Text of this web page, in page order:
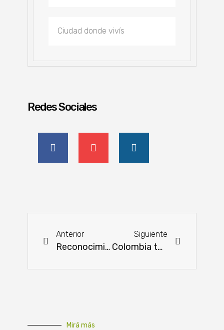
Redes Sociales
Anterior
Reconocimiento a la trayectoria impecable de Agustín Konrad
Siguiente
Colombia toma medidas sobre importaciones de carne de EE.UU. por alerta de gripe aviar
Mirá más